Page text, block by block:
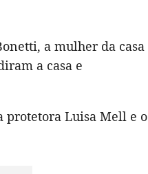
a mulher da casa
a casa e
protetora Luisa Mell e o